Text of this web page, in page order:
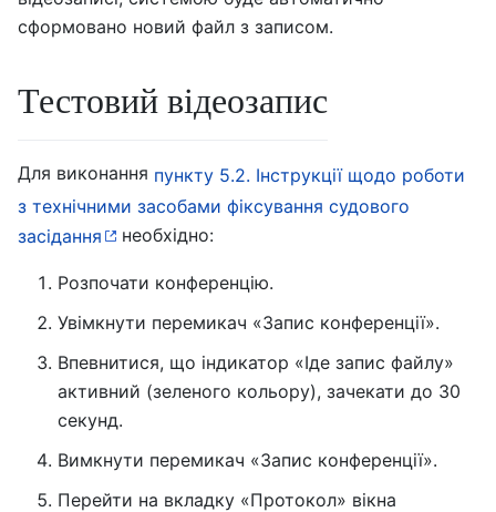
сформовано новий файл з записом.
Тестовий відеозапис
Для виконання пункту 5.2. Інструкції щодо роботи
з технічними засобами фіксування судового
засідання
необхідно:
Розпочати конференцію.
Увімкнути перемикач «Запис конференції».
Впевнитися, що індикатор «Іде запис файлу»
активний (зеленого кольору), зачекати до 30
секунд.
Вимкнути перемикач «Запис конференції».
Перейти на вкладку «Протокол» вікна